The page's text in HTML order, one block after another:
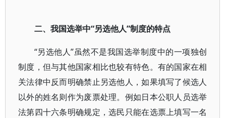
二、我国选举中“另选他人”制度的特点
“另选他人”虽然不是我国选举制度中的一项独创
制度，但与其他国家相比也较有特色。有的国家在相
关法律中反而明确禁止另选他人，如果填写了候选人
以外的姓名则作为废票处理。例如日本公职人员选举
法第四十六条明确规定，选民只能在选票上填写一名